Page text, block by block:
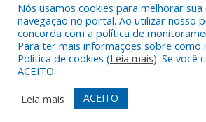
Todos os direitos reservados a
Magalhães Barata.
Mapa do Site
Acessar Área
Acessar Webmail
Nós usamos cookies para melhorar sua
navegação no portal. Ao utilizar nosso
concorda com a política de
Para ter mais informações sobre como
Política de cookies (Leia mais). Se você
ACEITO.
Leia mais
ACEITO